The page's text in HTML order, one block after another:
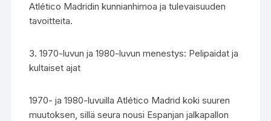
Atlético Madridin kunnianhimoa ja tulevaisuuden
tavoitteita.
3. 1970-luvun ja 1980-luvun menestys: Pelipaidat ja
kultaiset ajat
1970- ja 1980-luvuilla Atlético Madrid koki suuren
muutoksen, sillä seura nousi Espanjan jalkapallon